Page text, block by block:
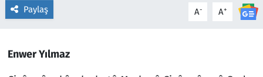
Paylaş A- A+
Enwer Yılmaz